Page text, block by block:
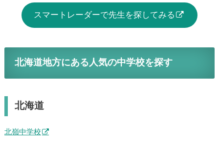
スマートレーダーで先生を探してみる
北海道地方にある人気の中学校を探す
北海道
北嶺中学校